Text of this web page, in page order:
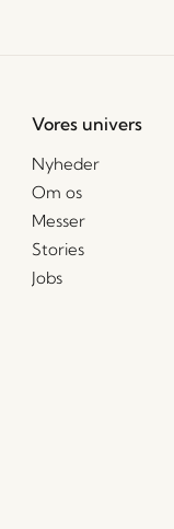
Vores univers
Nyheder
Om os
Messer
Stories
Jobs